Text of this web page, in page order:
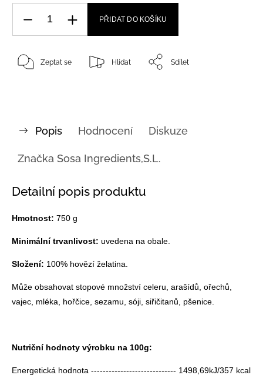
PŘIDAT DO KOŠÍKU
Zeptat se Hlídat Sdílet
Popis Hodnocení Diskuze
Značka Sosa Ingredients,S.L.
Detailní popis produktu
Hmotnost: 750 g
Minimální trvanlivost: uvedena na obale.
Složení: 100% hovězí želatina.
Může obsahovat stopové množství celeru, arašídů, ořechů,
vajec, mléka, hořčice, sezamu, sóji, siřičitanů, pšenice.
Nutriční hodnoty výrobku na 100g:
Energetická hodnota ----------------------------- 1498,69kJ/357 kcal